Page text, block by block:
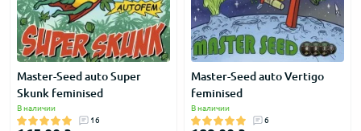
Master-Seed auto Super
Skunk feminised
В наличии
16
Master-Seed auto Vertigo
feminised
В наличии
6